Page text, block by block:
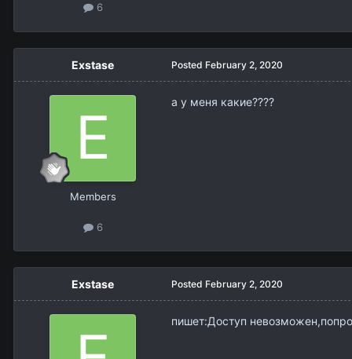
6
Exstase
Members
6
Posted February 2, 2020
а у меня какие????
Exstase Posted February 2, 2020
пишет:Доступ